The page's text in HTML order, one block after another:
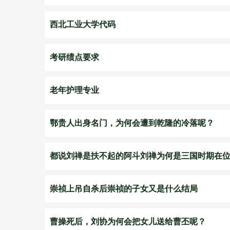
西北工业大学代码
考研绩点要求
老年护理专业
鄂贵人出身名门，为何会遭到乾隆的冷落呢？
都说刘禅是扶不起的阿斗刘禅为何是三国时期在
崇祯上吊自杀后崇祯的子女又是什么结局
曹操死后，刘协为何会把女儿送给曹丕呢？